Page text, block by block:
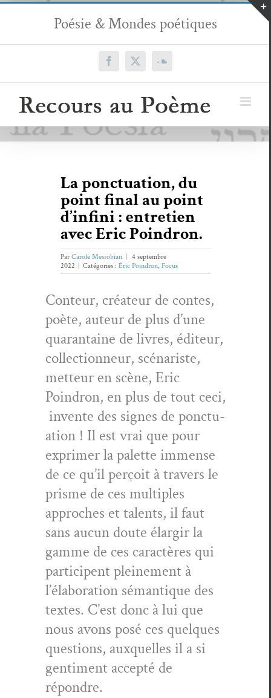
Passer
contenu
Poésie & Mondes poétiques
Facebook
X SoundCloud
La ponctuation, du
point final au point
d’infini : entretien
avec Eric Poindron.
ParCarole Mesrobian
4 septembre
2022
Catégories : Éric Poindron, Focus
Con­teur, créa­teur de con­tes,
poète, auteur de plus d’une
quar­an­taine de livres, édi­teur,
col­lec­tion­neur, scé­nar­iste,
met­teur en scène, Eric
Poindron, en plus de tout ceci,
invente des signes de ponc­tu­
a­tion ! Il est vrai que pour
exprimer la palette immense
de ce qu’il perçoit à tra­vers le
prisme de ces mul­ti­ples
approches et tal­ents, il faut
sans aucun doute élargir la
gamme de ces car­ac­tères qui
par­ticipent pleine­ment à
l’élab­o­ra­tion séman­tique des
textes. C’est donc à lui que
nous avons posé ces quelques
ques­tions, aux­quelles il a si
gen­ti­ment accep­té de
répondre.